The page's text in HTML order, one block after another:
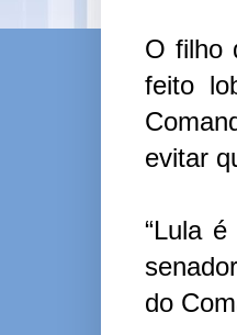
O filho
feito
evitar
“Lula
do